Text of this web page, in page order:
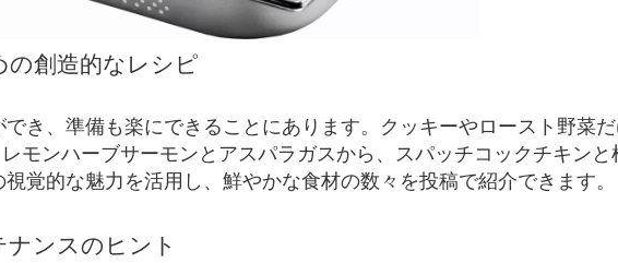
創造的なレシピ
き、準備も楽にできることにあります。クッキーやロースト野菜
モンハーブサーモンとアスパラガスから、スパッチコックチキン
覚的な魅力を活用し、鮮やかな食材の数々を投稿で紹介できます。
ンスのヒント